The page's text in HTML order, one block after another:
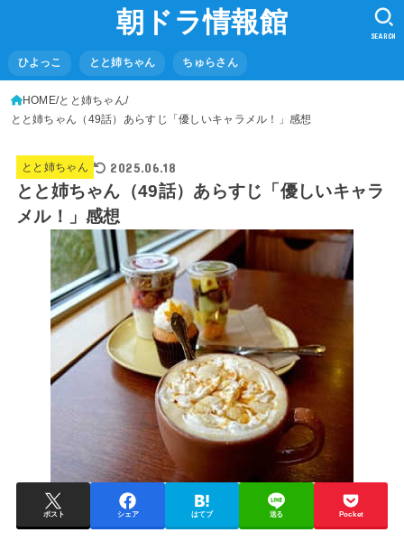
朝ドラ情報館
ひよっこ とと姉ちゃん ちゅらさん
SEARCH
HOME とと姉ちゃん
とと姉ちゃん（49話）あらすじ「優しいキャラメル！」感想
とと姉ちゃん 2025.06.18
とと姉ちゃん（49話）あらすじ「優しいキャラ
メル！」感想
ポスト シェア はてブ 送る Pocket